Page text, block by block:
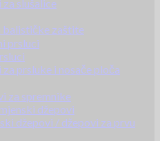
za slušalice
balističke zaštite
prsluci
za prsluke i nosače ploča
za spremnike
džepovi
džepovi / džepovi za prvu